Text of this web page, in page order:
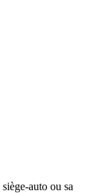
auto ou sa